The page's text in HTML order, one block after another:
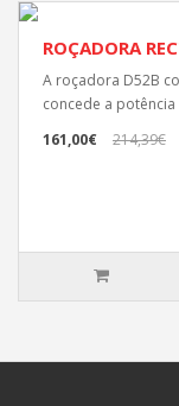
ROÇADORA
A roçadora D52B
concede a
161,00€
214,39€